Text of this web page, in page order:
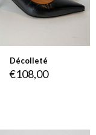
Décolleté
€108,00